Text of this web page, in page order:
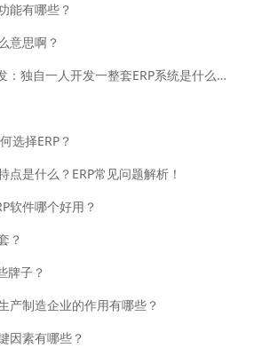
能有哪些？
意思啊？
自一人开发一整套ERP系统是什么水平？
选择ERP？
点是什么？ERP常见问题解析！
软件哪个好用？
？
牌子？
产制造企业的作用有哪些？
因素有哪些？